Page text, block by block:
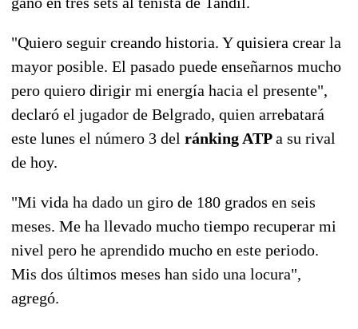
"Quiero seguir creando historia. Y quisiera crear la
mayor posible. El pasado puede enseñarnos mucho
pero quiero dirigir mi energía hacia el presente",
declaró el jugador de Belgrado, quien arrebatará
este lunes el número 3 del ránking ATPa su rival
de hoy.
"Mi vida ha dado un giro de 180 grados en seis
meses. Me ha llevado mucho tiempo recuperar mi
nivel pero he aprendido mucho en este periodo.
Mis dos últimos meses han sido una locura",
agregó.